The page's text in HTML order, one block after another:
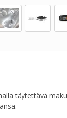
täytettävä